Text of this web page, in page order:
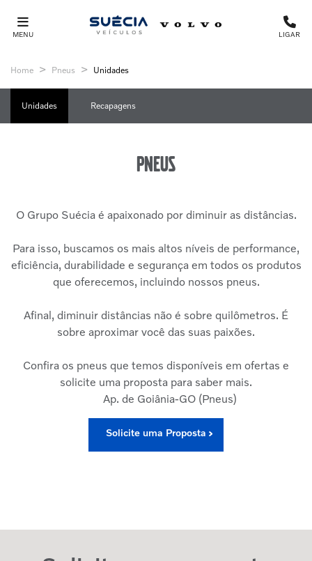
MENU LIGAR
Home Pneus Unidades
Unidades Recapagens
Pneus
O Grupo Suécia é apaixonado por diminuir as distâncias.
Para isso, buscamos os mais altos níveis de performance,
eficiência, durabilidade e segurança em todos os produtos
que oferecemos, incluindo nossos pneus.
Afinal, diminuir distâncias não é sobre quilômetros. É
sobre aproximar você das suas paixões.
Confira os pneus que temos disponíveis em ofertas e
solicite uma proposta para saber mais.
Ap. de Goiânia-GO (Pneus)
Solicite uma Proposta